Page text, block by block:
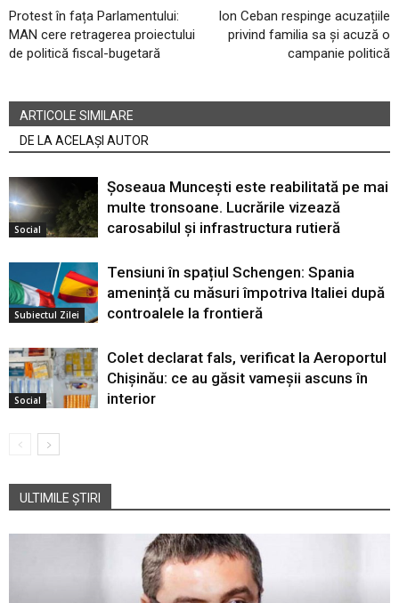
Protest în fața Parlamentului:
MAN cere retragerea proiectului
de politică fiscal-bugetară
Ion Ceban respinge acuzațiile
privind familia sa și acuză o
campanie politică
ARTICOLE SIMILARE
DE LA ACELAȘI AUTOR
Social
Șoseaua Muncești este reabilitată pe mai
multe tronsoane. Lucrările vizează
carosabilul și infrastructura rutieră
Subiectul Zilei
Tensiuni în spațiul Schengen: Spania
amenință cu măsuri împotriva Italiei după
controalele la frontieră
Social
Colet declarat fals, verificat la Aeroportul
Chișinău: ce au găsit vameșii ascuns în
interior
ULTIMILE ȘTIRI